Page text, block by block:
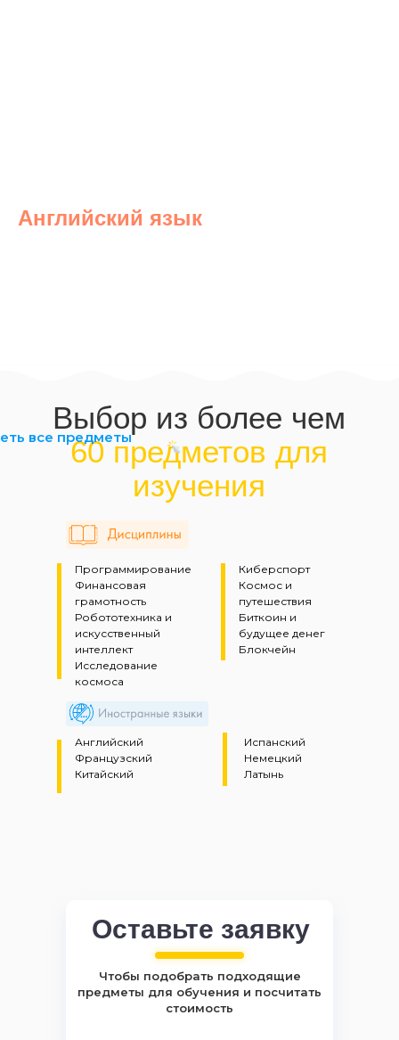
Английский язык
все предметы
Выбор из более чем
60 предметов для
изучения
Программирование
Финансовая
грамотность
Робототехника и
искусственный
интеллект
Исследование
космоса
Английский
Французский
Китайский
Киберспорт
Космос и
путешествия
Биткоин и
будущее денег
Блокчейн
Испанский
Немецкий
Латынь
Оставьте заявку
Чтобы подобрать подходящие
предметы для обучения и посчитать
стоимость